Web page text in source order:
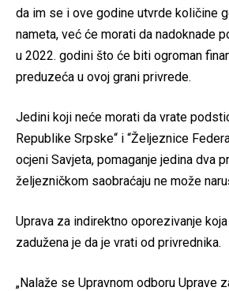
da im se i ove godine utvrde količine
nameta, već će morati da nadoknade
u 2022. godini što će biti ogroman
preduzeća u ovoj grani privrede.
Jedini koji neće morati da vrate
Republike Srpske“ i “Željeznice
ocjeni Savjeta, pomaganje jedina dva
željezničkom saobraćaju ne može
Uprava za indirektno oporezivanje
zadužena je da je vrati od privrednika.
„Nalaže se Upravnom odboru Uprave